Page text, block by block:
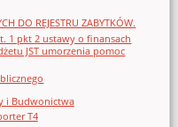
DO REJESTRU ZABYTKÓW.
1 pkt 2 ustawy o finansach
JST umorzenia pomoc
i Budwonictwa
T4